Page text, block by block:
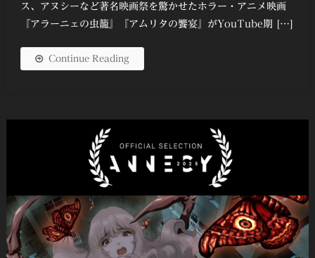
ス、アヌシーなど著名映画祭を驚かせたホラー・アニメ映画
『アラーニェの虫籠』『アムリタの饗宴』がYouTube期 […]
Continue Reading